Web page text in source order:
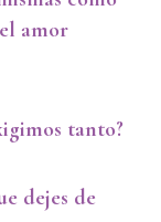
amor
tanto?
dejes de